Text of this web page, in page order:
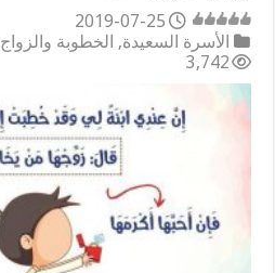
2019-07-25
الأسرة السعيدة, الخطوبة والزواج
3,742